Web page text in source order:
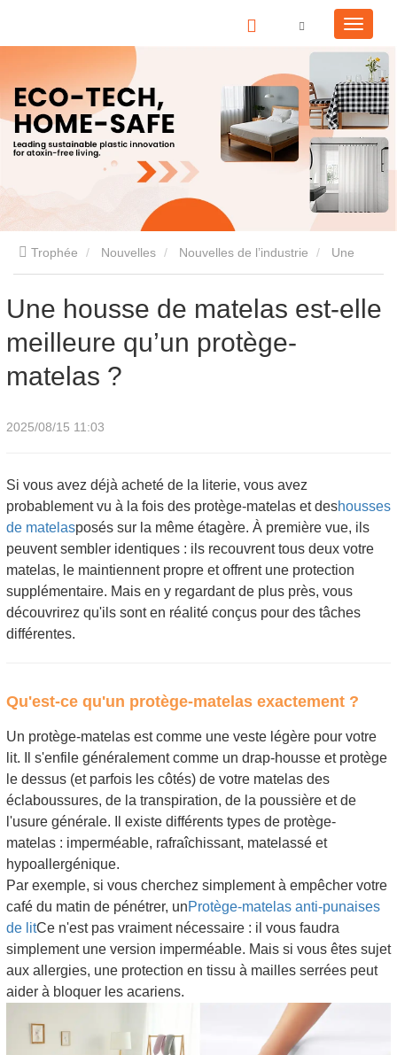
Trophée Nouvelles Nouvelles de l’industrie
Une housse de matelas est-elle
meilleure qu’un protège-
matelas ?
2025/08/15 11:03
Si vous avez déjà acheté de la literie, vous avez
probablement vu à la fois des protège-matelas et deshousses
de matelasposés sur la même étagère. À première vue, ils
peuvent sembler identiques : ils recouvrent tous deux votre
matelas, le maintiennent propre et offrent une protection
supplémentaire. Mais en y regardant de plus près, vous
découvrirez qu'ils sont en réalité conçus pour des tâches
différentes.
Qu'est-ce qu'un protège-matelas exactement ?
Un protège-matelas est comme une veste légère pour votre
lit. Il s'enfile généralement comme un drap-housse et protège
le dessus (et parfois les côtés) de votre matelas des
éclaboussures, de la transpiration, de la poussière et de
l'usure générale. Il existe différents types de protège-
matelas : imperméable, rafraîchissant, matelassé et
hypoallergénique.
Par exemple, si vous cherchez simplement à empêcher votre
café du matin de pénétrer, unProtège-matelas anti-punaises
de litCe n'est pas vraiment nécessaire : il vous faudra
simplement une version imperméable. Mais si vous êtes sujet
aux allergies, une protection en tissu à mailles serrées peut
aider à bloquer les acariens.